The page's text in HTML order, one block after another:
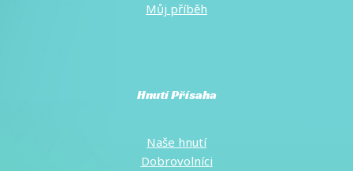
Můj příběh
Hnutí Přísaha
Naše hnutí
Dobrovolníci